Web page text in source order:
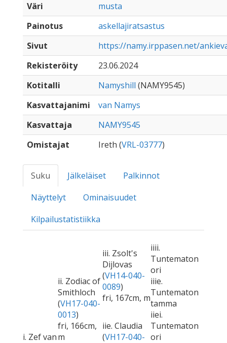
Väri
musta
Painotus
askellajiratsastus
Sivut
https://namy.irppasen.net/
Rekisteröity
23.06.2024
Kotitalli
Namyshill (NAMY9545)
Kasvattajanimi
van Namys
Kasvattaja
NAMY9545
Omistajat
Ireth (VRL-03777)
Suku Jälkeläiset
Palkinnot
Näyttelyt
Ominaisuudet
Kilpailustatistiikka
i. Zef van
ii. Zodiac of
Smithloch
(VH17-040-
0013)
fri, 166cm,
m
iii. Zsolt's
Dijlovas
(VH14-040-
0089)
fri, 167cm, m
iiii.
Tuntematon
ori
iiie.
Tuntematon
tamma
iie. Claudia
(VH17-040-
iiei.
Tuntematon
ori